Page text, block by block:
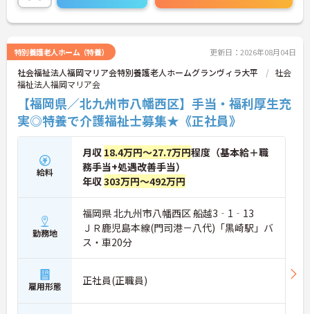
特別養護老人ホーム（特養） 更新日：2026年08月04日
社会福祉法人福岡マリア会特別養護老人ホームグランヴィラ大平
社会
福祉法人福岡マリア会
【福岡県／北九州市八幡西区】手当・福利厚生充
実◎特養で介護福祉士募集★《正社員》
給料
月収 18.4万円～27.7万円程度（基本給＋職
務手当+処遇改善手当）
年収303万円～492万円
勤務地
福岡県 北九州市八幡西区 船越3‐1‐13
ＪＲ鹿児島本線(門司港－八代)「黒崎駅」バ
ス・車20分
雇用形態 正社員(正職員)